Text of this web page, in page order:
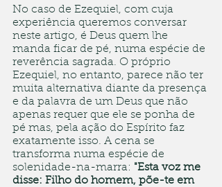
No caso de Ezequiel, com cuja
experiência queremos conversar
neste artigo, é Deus quem lhe
manda ficar de pé, numa espécie de
reverência sagrada. O próprio
Ezequiel, no entanto, parece não ter
muita alternativa diante da presença
e da palavra de um Deus que não
apenas requer que ele se ponha de
pé mas, pela ação do Espírito faz
exatamente isso. A cena se
transforma numa espécie de
solenidade-na-marra: "Esta voz me
disse: Filho do homem, põe-te em